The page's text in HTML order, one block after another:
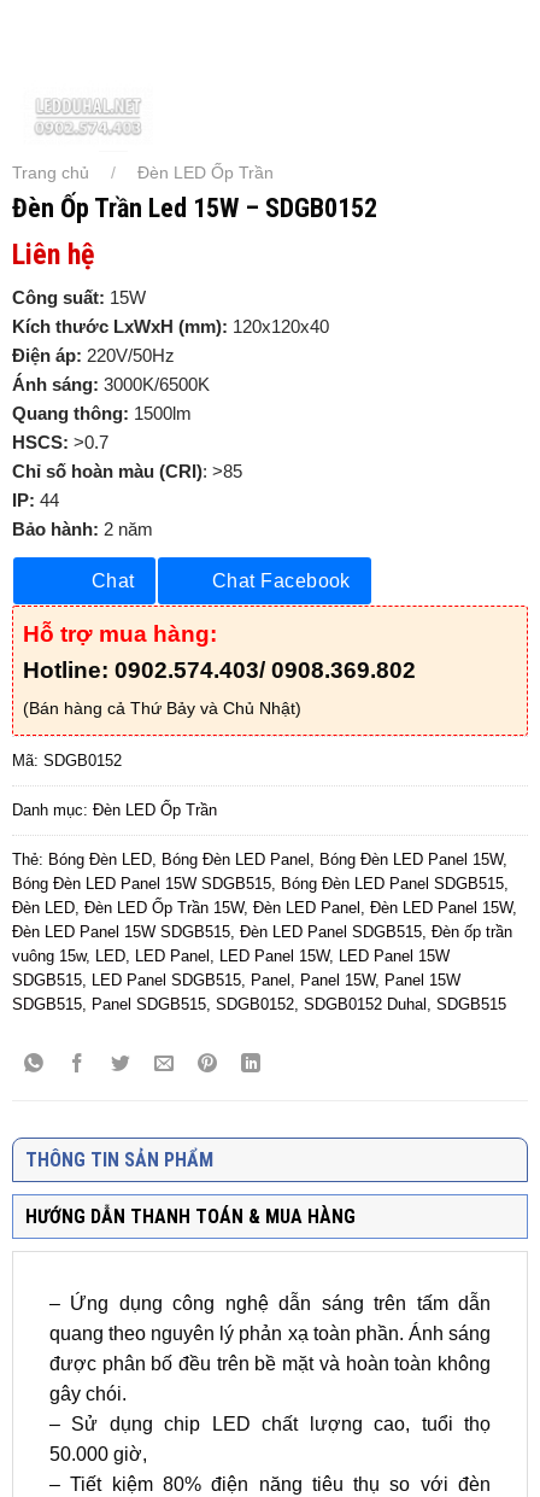
Trang chủ / Đèn LED Ốp Trần
Đèn Ốp Trần Led 15W – SDGB0152
Liên hệ
Công suất: 15W
Kích thước LxWxH (mm): 120x120x40
Điện áp: 220V/50Hz
Ánh sáng: 3000K/6500K
Quang thông: 1500lm
HSCS: >0.7
Chỉ số hoàn màu (CRI): >85
IP: 44
Bảo hành: 2 năm
Chat Chat Facebook
Hỗ trợ mua hàng:
Hotline: 0902.574.403/ 0908.369.802
(Bán hàng cả Thứ Bảy và Chủ Nhật)
Mã: SDGB0152
Danh mục: Đèn LED Ốp Trần
Thẻ: Bóng Đèn LED, Bóng Đèn LED Panel , Bóng Đèn LED Panel 15W,
Bóng Đèn LED Panel 15W SDGB515, Bóng Đèn LED Panel SDGB515,
Đèn LED, Đèn LED Ốp Trần 15W, Đèn LED Panel , Đèn LED Panel 15W,
Đèn LED Panel 15W SDGB515, Đèn LED Panel SDGB515, Đèn ốp trần
vuông 15w, LED, LED Panel , LED Panel 15W, LED Panel 15W
SDGB515, LED Panel SDGB515, Panel , Panel 15W, Panel 15W
SDGB515, Panel SDGB515, SDGB0152, SDGB0152 Duhal , SDGB515
THÔNG TIN SẢN PHẨM
HƯỚNG DẪN THANH TOÁN & MUA HÀNG
– Ứng dụng công nghệ dẫn sáng trên tấm dẫn
quang theo nguyên lý phản xạ toàn phần. Ánh sáng
được phân bố đều trên bề mặt và hoàn toàn không
gây chói.
– Sử dụng chip LED chất lượng cao, tuổi thọ
50.000 giờ,
– Tiết kiệm 80% điện năng tiêu thụ so với đèn